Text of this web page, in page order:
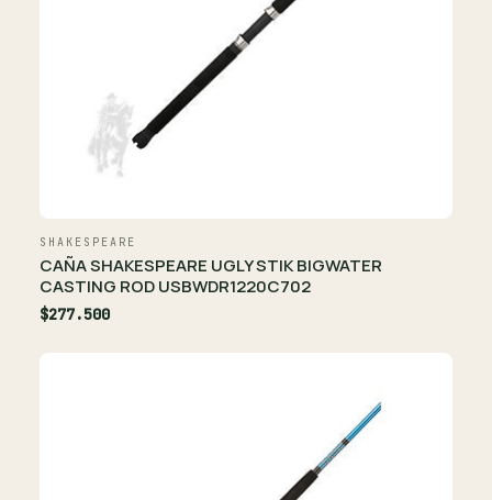
SHAKESPEARE
CAÑA SHAKESPEARE UGLY STIK BIGWATER
CASTING ROD USBWDR1220C702
$277.500